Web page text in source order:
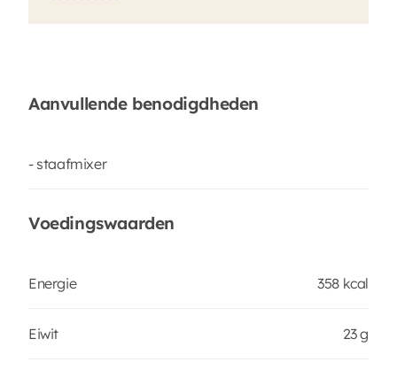
Aanvullende benodigdheden
- staafmixer
Voedingswaarden
Energie 358 kcal
Eiwit 23 g